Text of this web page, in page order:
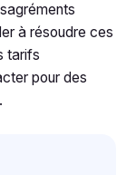
à résoudre ces
tarifs
pour des